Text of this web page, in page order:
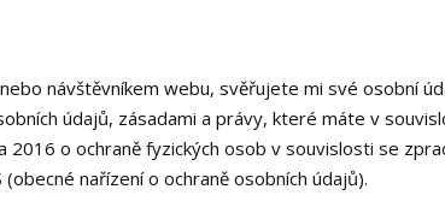
návštěvníkem webu, svěřujete mi své osobní
údajů, zásadami a právy, které máte v
o ochraně fyzických osob v souvislosti se
nařízení o ochraně osobních údajů).